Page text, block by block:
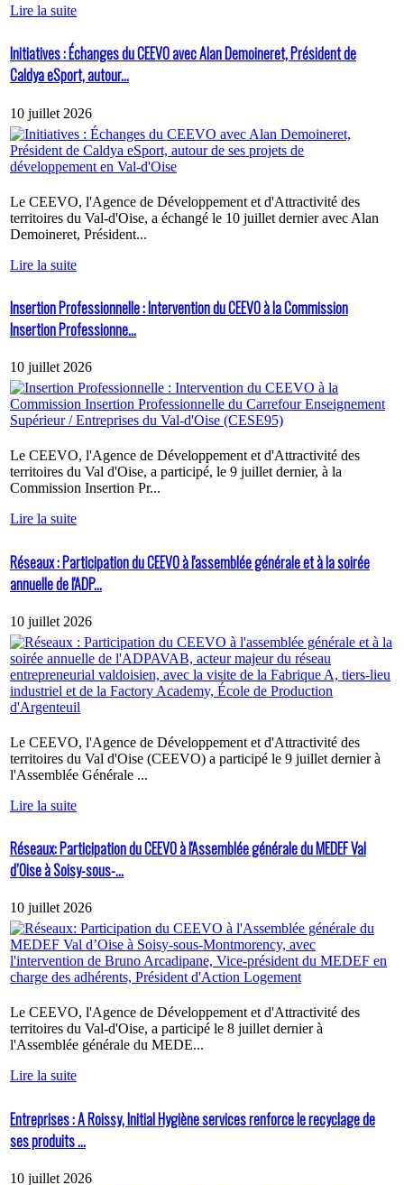
Lire la suite
Initiatives : Échanges du CEEVO avec Alan Demoineret, Président de
Caldya eSport, autour...
10 juillet 2026
Le CEEVO, l'Agence de Développement et d'Attractivité des
territoires du Val-d'Oise, a échangé le 10 juillet dernier avec Alan
Demoineret, Président...
Lire la suite
Insertion Professionnelle : Intervention du CEEVO à la Commission
Insertion Professionne...
10 juillet 2026
Le CEEVO, l'Agence de Développement et d'Attractivité des
territoires du Val d'Oise, a participé, le 9 juillet dernier, à la
Commission Insertion Pr...
Lire la suite
Réseaux : Participation du CEEVO à l'assemblée générale et à la soirée
annuelle de l'ADP...
10 juillet 2026
Le CEEVO, l'Agence de Développement et d'Attractivité des
territoires du Val d'Oise (CEEVO) a participé le 9 juillet dernier à
l'Assemblée Générale ...
Lire la suite
Réseaux: Participation du CEEVO à l'Assemblée générale du MEDEF Val
d’Oise à Soisy-sous-...
10 juillet 2026
Le CEEVO, l'Agence de Développement et d'Attractivité des
territoires du Val-d'Oise, a participé le 8 juillet dernier à
l'Assemblée générale du MEDE...
Lire la suite
Entreprises : A Roissy, Initial Hygiène services renforce le recyclage de
ses produits ...
10 juillet 2026